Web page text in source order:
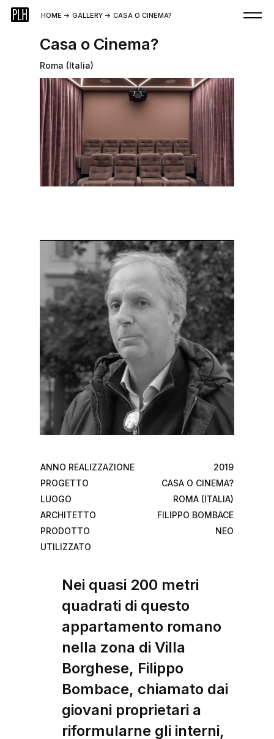
HOME -> GALLERY -> CASA O CINEMA?
Casa o Cinema?
Roma (Italia)
ANNO REALIZZAZIONE
2019
PROGETTO
CASA O CINEMA?
LUOGO
ROMA (ITALIA)
ARCHITETTO
FILIPPO BOMBACE
PRODOTTO
UTILIZZATO
NEO
Nei quasi 200 metri
quadrati di questo
appartamento romano
nella zona di Villa
Borghese, Filippo
Bombace, chiamato dai
giovani proprietari a
riformularne gli interni,